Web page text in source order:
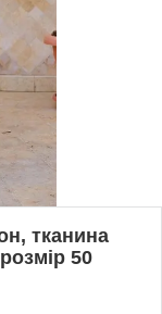
тканина
50